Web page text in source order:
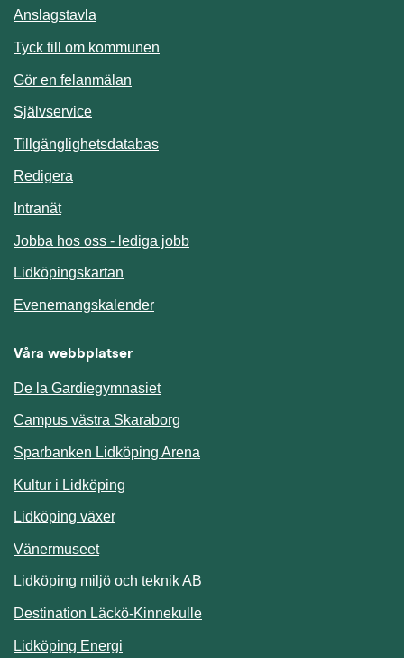
Anslagstavla
Tyck till om kommunen
Gör en felanmälan
SjälvserviceLänk till annan webbplats.
TillgänglighetsdatabasLänk till annan webbplats.
Redigera
IntranätLänk till annan webbplats.
Jobba hos oss - lediga jobb
Lidköpingskartan
EvenemangskalenderLänk till annan webbplats.
Våra webbplatser
De la Gardiegymnasiet
Campus västra Skaraborg
Sparbanken Lidköping Arena
Kultur i Lidköping
Lidköping växer
Vänermuseet
Lidköping miljö och teknik AB
Destination Läckö-KinnekulleLänk till annan webbplats.
Lidköping Energi